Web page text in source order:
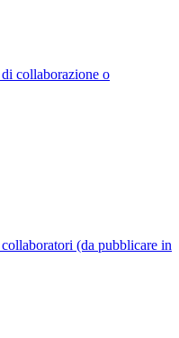
collaborazione o
(da pubblicare in